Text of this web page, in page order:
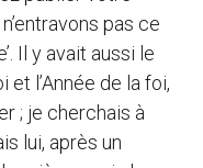
pas ce
Il y avait aussi le
et l’Année de la foi,
; je cherchais à
lui, après un